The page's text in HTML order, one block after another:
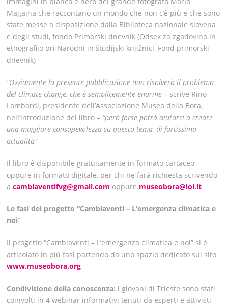
Magajna che raccontano un mondo che non c’è più e che sono
state messe a disposizione dalla Biblioteca nazionale slovena
e degli studi, fondo Primorski dnevnik (Odsek za zgodovino in
etnografijo pri Narodni in študijski knjižnici, Fond primorski
dnevnik)
“Ovviamente la presente pubblicazione non risolverà il problema
del climate change, che è semplicemente enorme – scrive Rino
Lombardi, presidente dell’Associazione Museo della Bora,
nell’introduzione del libro– “però forse potrà aiutarci a creare
una maggiore consapevolezza su questo tema, di fortissima
attualità”
Il libro è disponibile gratuitamente in formato cartaceo
oppure in formato digitale, per chi ne farà richiesta scrivendo
acambiaventifvg@gmail.com oppure museobora@iol.it
Le fasi del progetto “Cambiaventi – L’emergenza climatica e
noi”
Il progetto “Cambiaventi – L’emergenza climatica e noi” si è
articolato in più fasi partendo da uno spazio dedicato sul sito
www.museobora.org
Condivisione della conoscenza: i giovani di Trieste sono stati
coinvolti in 4 webinar informativi tenuti da esperti e attivisti